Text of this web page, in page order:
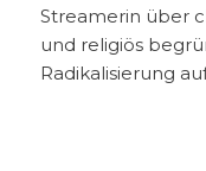
Streamerin über
und religiös
Radikalisierung